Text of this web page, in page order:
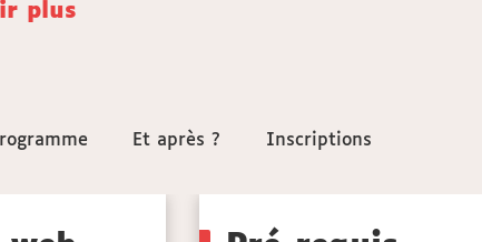
plus
Et après ?
Et après ? Inscriptions
Inscriptions